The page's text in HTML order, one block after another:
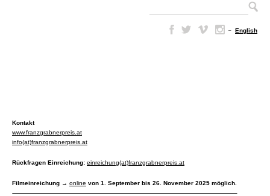
– English
Kontakt
www.franzgrabnerpreis.at
info(at)franzgrabnerpreis.at
Rückfragen Einreichung: einreichung(at)franzgrabnerpreis.at
Filmeinreichung → online von 1. September bis 26. November 2025 möglich.